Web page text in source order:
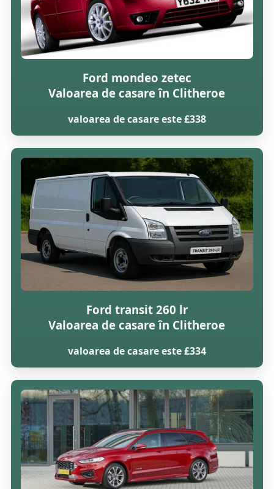
Ford mondeo zetec
Valoarea de casare în Clitheroe
valoarea de casare este £338
Ford transit 260 lr
Valoarea de casare în Clitheroe
valoarea de casare este £334